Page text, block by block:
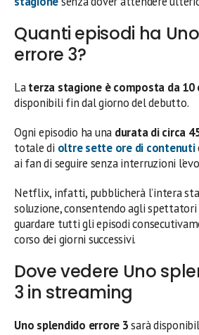
Quanti episodi ha
errore 3?
Laterza stagione è composta da 10
disponibili fin dal giorno del debutto.
Ogni episodio ha una durata di circa
totale di oltre sette ore di contenuti
ai fan di seguire senza interruzioni
Netflix, infatti, pubblicherà l’intera
soluzione, consentendo agli spettatori
guardare tutti gli episodi
corso dei giorni successivi.
Dove vedere Uno
3 in streaming
Uno splendido errore 3sarà